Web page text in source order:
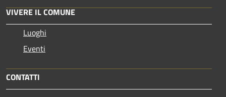
VIVERE IL COMUNE
Luoghi
Eventi
CONTATTI